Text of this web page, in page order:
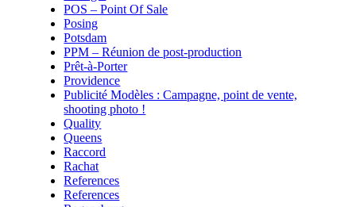
POS – Point Of Sale
Posing
Potsdam
PPM – Réunion de post-production
Prêt-à-Porter
Providence
Publicité Modèles : Campagne, point de vente,
shooting photo !
Quality
Queens
Raccord
Rachat
References
References